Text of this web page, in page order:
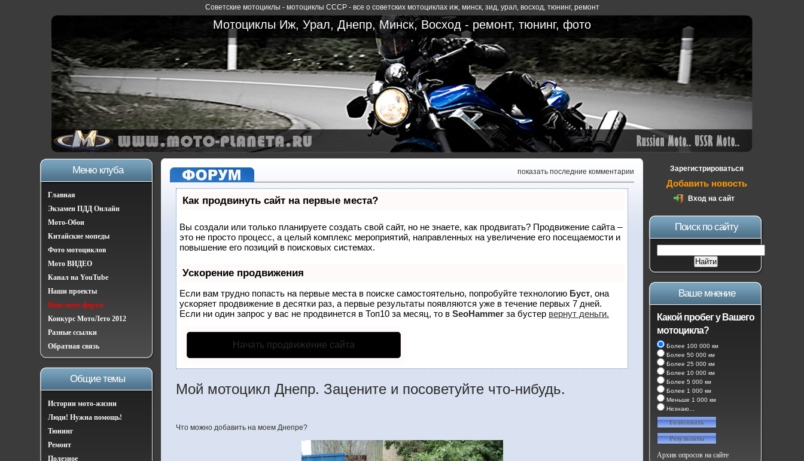
Советские мотоциклы - мотоциклы СССР - все о советских мотоциклах иж, минск, зид, урал, восход,тюнинг,ремонт
Мотоциклы Иж, Урал, Днепр, Минск, Восход - ремонт, тюнинг, фото
Меню клуба
Главная
Экзамен ПДД Онлайн
Мото-Обои
Китайские мопеды
Фото мотоциклов
Мото ВИДЕО
Канал на YouTube
Наши проекты
Наш мото-форум
Конкурс МотоЛето 2012
Разные ссылки
Обратная связь
Общие темы
Истории мото-жизни
Люди! Нужна помощь!
Тюнинг
Ремонт
Полезное
показать последние комментарии
Как продвинуть сайт на первые места?
Вы создали или только планируете создать свой сайт, но не знаете, как продвигать? Продвижение сайта –
это не просто процесс, а целый комплекс мероприятий, направленных на увеличение его посещаемости и
повышение его позиций в поисковых системах.
Ускорение продвижения
Если вам трудно попасть на первые места в поиске самостоятельно, попробуйте технологию Буст, она
ускоряет продвижение в десятки раз, а первые результаты появляются уже в течение первых 7 дней.
Если ни один запрос у вас не продвинется в Топ10 за месяц, то в SeoHammer за бустер вернут деньги.
Начать продвижение сайта
Мой мотоцикл Днепр. Зацените и посоветуйте что-нибудь.
Что можно добавить на моем Днепре?
Зарегистрироваться
Добавить новость
Вход на сайт
Поиск по сайту
Ваше мнение
Какой пробег у Вашего
мотоцикла?
Более 100 000 км
Более 50 000 км
Более 25 000 км
Более 10 000 км
Более 5 000 км
Более 1 000 км
Меньше 1 000 км
Незнаю...
Архив опросов на сайте